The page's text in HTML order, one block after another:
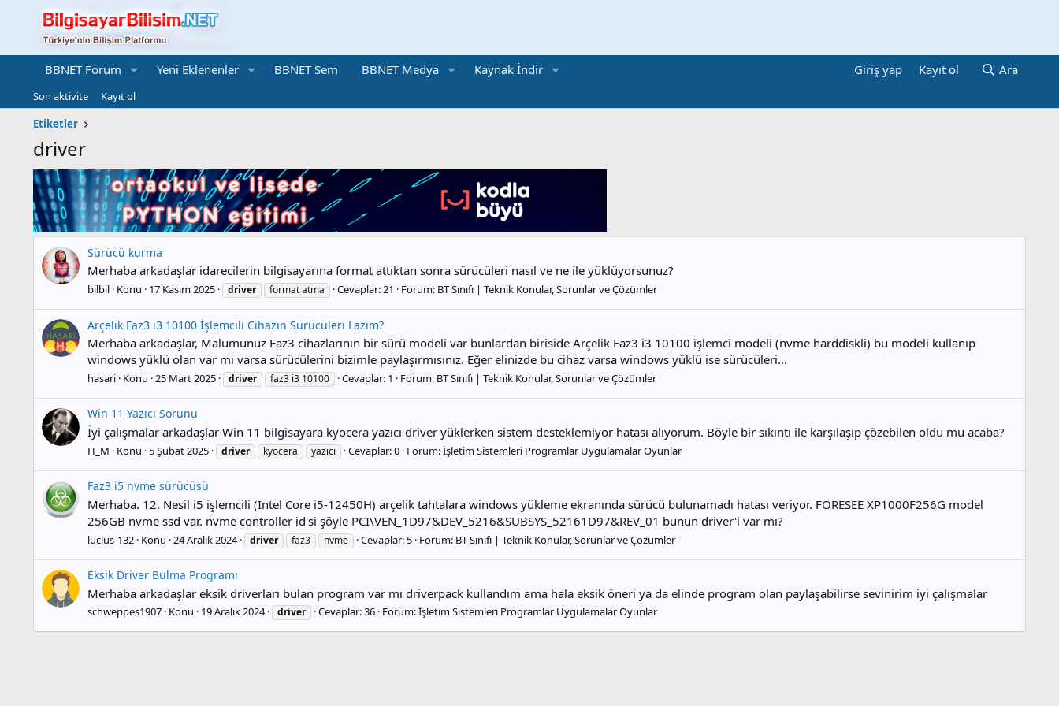
BBNET Forum Yeni Eklenenler BBNET Sem BBNET Medya Kaynak İndir Giriş yap Kayıt ol Ara
Son aktivite
Kayıt ol
Etiketler
driver
Sürücü kurma
Merhaba arkadaşlar idarecilerin bilgisayarına format attıktan sonra sürücüleri nasıl ve ne ile yüklüyorsunuz?
bilbil Konu 17 Kasım 2025 driver format atma Cevaplar: 21 Forum: BT Sınıfı | Teknik Konular, Sorunlar ve Çözümler
Arçelik Faz3 i3 10100 İşlemcili Cihazın Sürücüleri Lazım?
Merhaba arkadaşlar, Malumunuz Faz3 cihazlarının bir sürü modeli var bunlardan biriside Arçelik Faz3 i3 10100 işlemci modeli (nvme harddiskli) bu modeli kullanıp
windows yüklü olan var mı varsa sürücülerini bizimle paylaşırmısınız. Eğer elinizde bu cihaz varsa windows yüklü ise sürücüleri...
hasari Konu 25 Mart 2025 driver faz3 i3 10100 Cevaplar: 1 Forum: BT Sınıfı | Teknik Konular, Sorunlar ve Çözümler
Win 11 Yazıcı Sorunu
İyi çalışmalar arkadaşlar Win 11 bilgisayara kyocera yazıcı driver yüklerken sistem desteklemiyor hatası alıyorum. Böyle bir sıkıntı ile karşılaşıp çözebilen oldu mu acaba?
H_M Konu 5 Şubat 2025 driver kyocera yazıcı Cevaplar: 0 Forum:İşletim Sistemleri Programlar Uygulamalar Oyunlar
Faz3 i5 nvme sürücüsü
Merhaba. 12. Nesil i5 işlemcili (Intel Core i5-12450H) arçelik tahtalara windows yükleme ekranında sürücü bulunamadı hatası veriyor. FORESEE XP1000F256G model
256GB nvme ssd var. nvme controller id'si şöyle PCI\VEN_1D97&DEV_5216&SUBSYS_52161D97&REV_01 bunun driver'i var mı?
lucius-132 Konu 24 Aralık 2024 driver faz3 nvme Cevaplar: 5 Forum: BT Sınıfı | Teknik Konular, Sorunlar ve Çözümler
Eksik Driver Bulma Programı
Merhaba arkadaşlar eksik driverları bulan program var mı driverpack kullandım ama hala eksik öneri ya da elinde program olan paylaşabilirse sevinirim iyi çalışmalar
schweppes1907 Konu 19 Aralık 2024 driver Cevaplar: 36 Forum:İşletim Sistemleri Programlar Uygulamalar Oyunlar